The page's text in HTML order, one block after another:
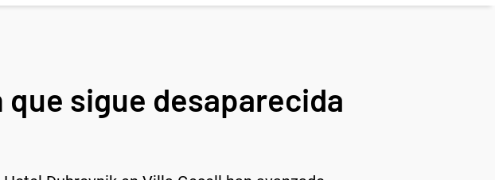
que sigue desaparecida